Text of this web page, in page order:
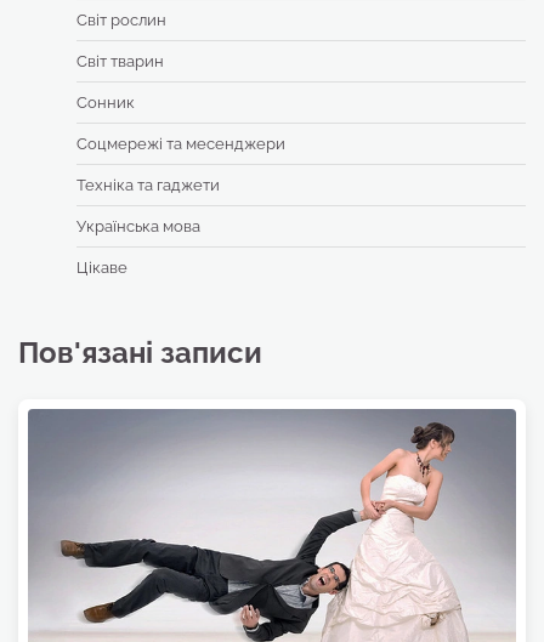
Світ рослин
Світ тварин
Сонник
Соцмережі та месенджери
Техніка та гаджети
Українська мова
Цікаве
Пов'язані записи